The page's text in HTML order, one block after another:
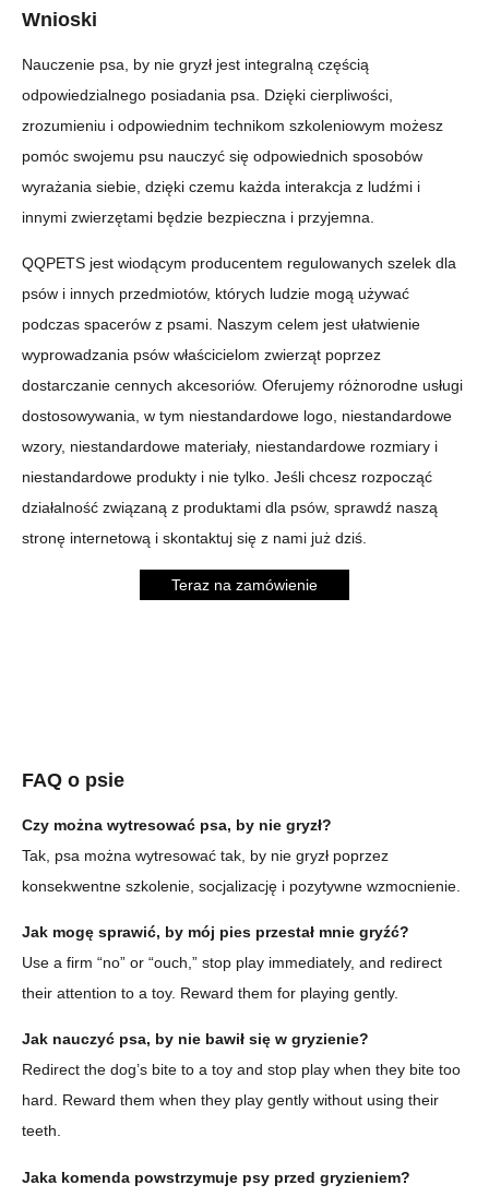
Wnioski
Nauczenie psa, by nie gryzł jest integralną częścią
odpowiedzialnego posiadania psa. Dzięki cierpliwości,
zrozumieniu i odpowiednim technikom szkoleniowym możesz
pomóc swojemu psu nauczyć się odpowiednich sposobów
wyrażania siebie, dzięki czemu każda interakcja z ludźmi i
innymi zwierzętami będzie bezpieczna i przyjemna.
QQPETS jest wiodącym producentem regulowanych szelek dla
psów i innych przedmiotów, których ludzie mogą używać
podczas spacerów z psami. Naszym celem jest ułatwienie
wyprowadzania psów właścicielom zwierząt poprzez
dostarczanie cennych akcesoriów. Oferujemy różnorodne usługi
dostosowywania, w tym niestandardowe logo, niestandardowe
wzory, niestandardowe materiały, niestandardowe rozmiary i
niestandardowe produkty i nie tylko. Jeśli chcesz rozpocząć
działalność związaną z produktami dla psów, sprawdź naszą
stronę internetową i skontaktuj się z nami już dziś.
Teraz na zamówienie
FAQ o psie
Czy można wytresować psa, by nie gryzł?
Tak, psa można wytresować tak, by nie gryzł poprzez
konsekwentne szkolenie, socjalizację i pozytywne wzmocnienie.
Jak mogę sprawić, by mój pies przestał mnie gryźć?
Use a firm “no” or “ouch,” stop play immediately, and redirect
their attention to a toy. Reward them for playing gently.
Jak nauczyć psa, by nie bawił się w gryzienie?
Redirect the dog’s bite to a toy and stop play when they bite too
hard. Reward them when they play gently without using their
teeth.
Jaka komenda powstrzymuje psy przed gryzieniem?